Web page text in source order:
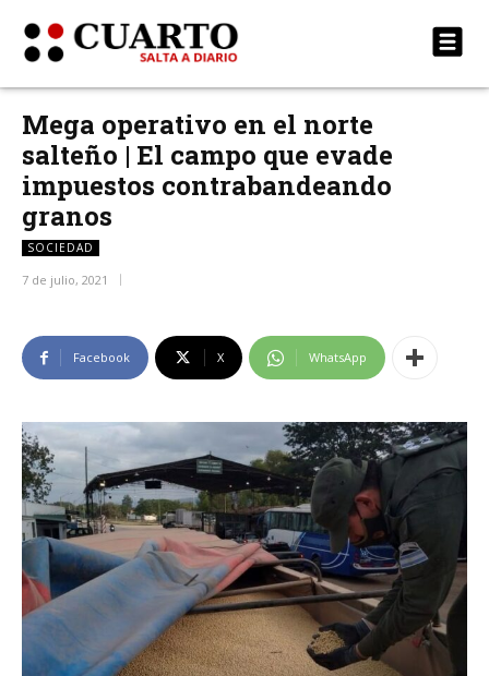
Mega operativo en el norte
salteño | El campo que evade
impuestos contrabandeando
granos
SOCIEDAD
7 de julio, 2021
Facebook X WhatsApp